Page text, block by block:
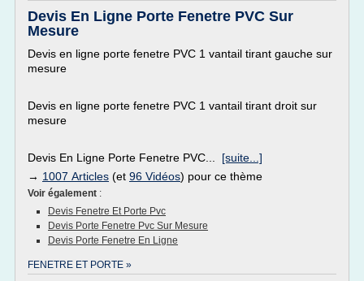
Devis En Ligne Porte Fenetre PVC Sur
Mesure
Devis en ligne porte fenetre PVC 1 vantail tirant gauche sur
mesure
Devis en ligne porte fenetre PVC 1 vantail tirant droit sur
mesure
Devis En Ligne Porte Fenetre PVC... [suite...]
→ 1007 Articles (et 96 Vidéos) pour ce thème
Voir également :
Devis Fenetre Et Porte Pvc
Devis Porte Fenetre Pvc Sur Mesure
Devis Porte Fenetre En Ligne
FENETRE ET PORTE »